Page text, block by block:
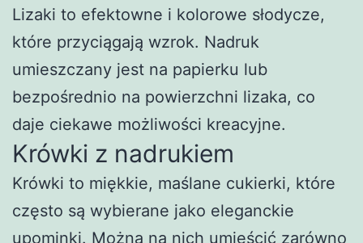
Lizaki to efektowne i kolorowe słodycze,
które przyciągają wzrok. Nadruk
umieszczany jest na papierku lub
bezpośrednio na powierzchni lizaka, co
daje ciekawe możliwości kreacyjne.
Krówki z nadrukiem
Krówki to miękkie, maślane cukierki, które
często są wybierane jako eleganckie
upominki. Można na nich umieścić zarówno